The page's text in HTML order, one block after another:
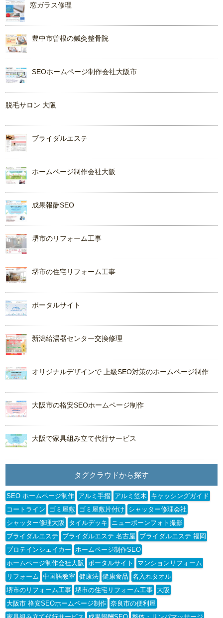
窓ガラス修理
豊中市曽根の鍼灸整骨院
SEOホームページ制作会社大阪市
脱毛サロン 大阪
ブライダルエステ
ホームページ制作会社大阪
成果報酬SEO
堺市のリフォーム工事
堺市の住宅リフォーム工事
ポータルサイト
新潟給湯器センター交換修理
オリジナルデザインで 上級SEO対策のホームページ制作
大阪市の格安SEOホームページ制作
大阪で家具組み立て代行サービス
タグクラウドから探す
SEO ホームページ制作 アルミ手摺 アルミ笠木
キャッシングガイド
コートライン
ゴミ屋敷 ゴミ屋敷片付け
シャッター修理会社
シャッター修理大阪
タイルデッキ
ニューボーンフォト撮影
ブライダルエステ
ブライダルエステ 名古屋
ブライダルエステ 福岡
プロテインシェイカー
ホームページ制作SEO
ホームページ制作会社大阪
ポータルサイト
マンションリフォーム
リフォーム
中国語教室 健康法 健康食品
名入れタオル
堺市のリフォーム工事 堺市の住宅リフォーム工事 大阪
大阪市 格安SEOホームページ制作 奈良市の便利屋